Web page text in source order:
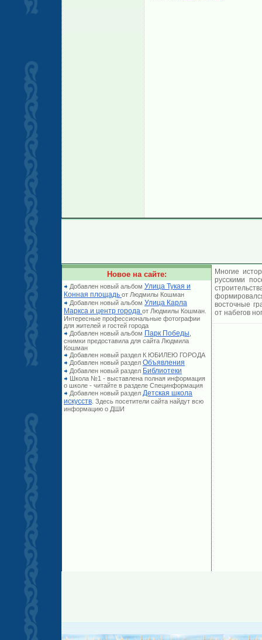
Новое на сайте:
Добавлен новый альбом Улица Тукая и
Конная площадь от Людмилы Кошман
Добавлен новый альбом Улица Карла
Маркса и центр города от Людмилы Кошман.
Интересные профессиональные фотографии
для жителей и гостей города
Добавлен новый альбом Парк Победы
снимки предоставила для сайта Людмила
Кошман
Добавлен новый раздел К ЮБИЛЕЮ ГОРОДА
Добавлен новый раздел Объявления
Добавлен новый раздел Библиотеки
Школа №1 - выставлена полная информация
о школе - читайте в разделе Специнформация
Добавлен новый раздел Детская школа
искусств . Здесь посетители сайта найдут всю
информацию о ДШИ
Многие
русскими
восточные
от набегов